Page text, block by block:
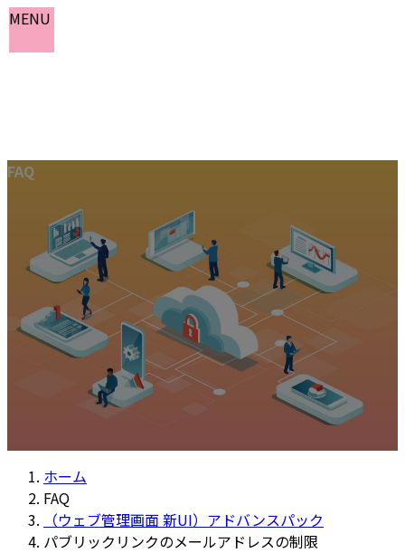
コ
キ
ナ
に
ホーム
お知らせ
よくある質問
会社概要
お問い合わせ
FAQ
ホーム
FAQ
（ウェブ管理画面 新UI）アドバンスパック
パブリックリンクのメールアドレスの制限
MENU